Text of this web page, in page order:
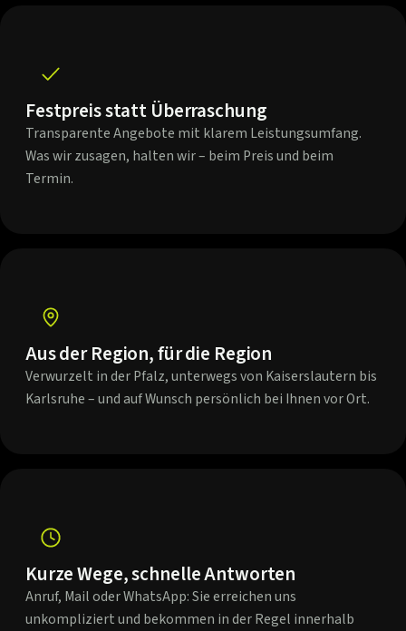
Festpreis statt Überraschung
Transparente Angebote mit klarem Leistungsumfang.
Was wir zusagen, halten wir – beim Preis und beim
Termin.
Aus der Region, für die Region
Verwurzelt in der Pfalz, unterwegs von Kaiserslautern bis
Karlsruhe – und auf Wunsch persönlich bei Ihnen vor Ort.
Kurze Wege, schnelle Antworten
Anruf, Mail oder WhatsApp: Sie erreichen uns
unkompliziert und bekommen in der Regel innerhalb